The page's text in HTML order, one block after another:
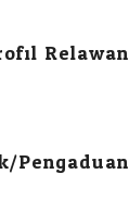
Relawan
Pengaduan